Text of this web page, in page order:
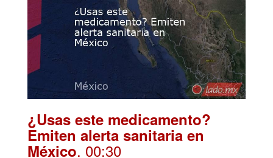
¿Usas este medicamento?
Emiten alerta sanitaria en
México. 00:30